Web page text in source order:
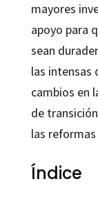
mayores
apoyo para
sean
las intensas
cambios en
de
las
Índice